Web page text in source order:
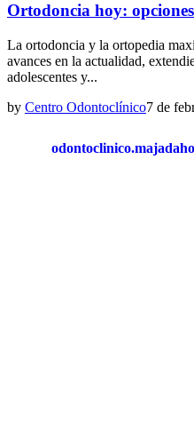
Ortodoncia hoy:
La ortodoncia y la ortopedia
avances en la actualidad,
adolescentes y...
by Centro Odontoclínico7 de